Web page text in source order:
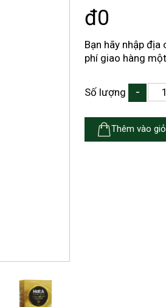
đ0
Bạn hãy nhập
phí giao hàng
Số lượng -
Thêm vào giỏ